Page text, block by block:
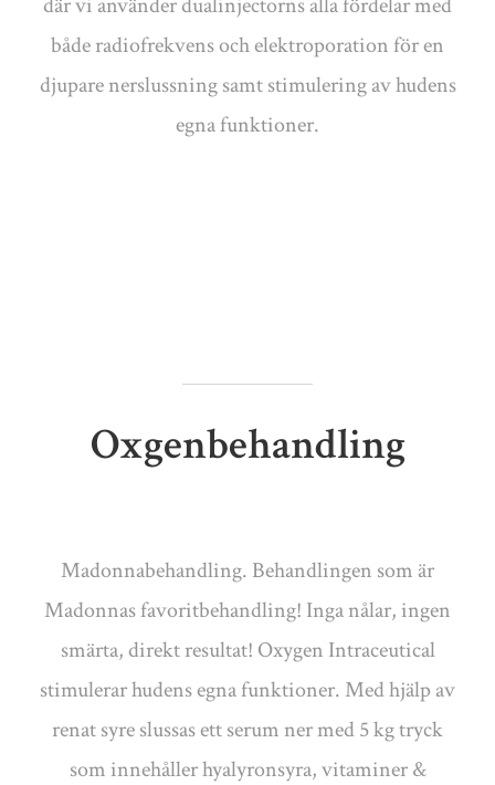
både radiofrekvens och elektroporation för en
djupare nerslussning samt stimulering av hudens
egna funktioner.
Oxgenbehandling
Madonnabehandling. Behandlingen som är
Madonnas favoritbehandling! Inga nålar, ingen
smärta, direkt resultat! Oxygen Intraceutical
stimulerar hudens egna funktioner. Med hjälp av
renat syre slussas ett serum ner med 5 kg tryck
som innehåller hyalyronsyra, vitaminer &